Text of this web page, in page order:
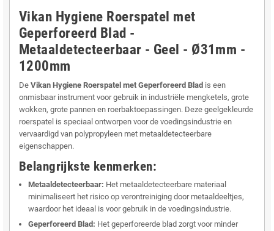
Vikan Hygiene Roerspatel met
Geperforeerd Blad -
Metaaldetecteerbaar - Geel - Ø31mm -
1200mm
De Vikan Hygiene Roerspatel met Geperforeerd Blad is een
onmisbaar instrument voor gebruik in industriële mengketels, grote
wokken, grote pannen en roerbaktoepassingen. Deze geelgekleurde
roerspatel is speciaal ontworpen voor de voedingsindustrie en
vervaardigd van polypropyleen met metaaldetecteerbare
eigenschappen.
Belangrijkste kenmerken:
Metaaldetecteerbaar: Het metaaldetecteerbare materiaal
minimaliseert het risico op verontreiniging door metaaldeeltjes,
waardoor het ideaal is voor gebruik in de voedingsindustrie.
Geperforeerd Blad: Het geperforeerde blad zorgt voor minder